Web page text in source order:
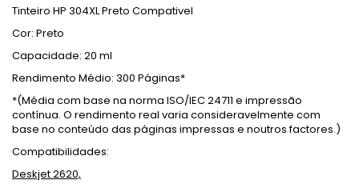
Tinteiro HP 304XL Preto Compativel
Cor: Preto
Capacidade: 20 ml
Rendimento Médio: 300 Páginas*
*(Média com base na norma ISO/IEC 24711 e impressão
contínua. O rendimento real varia consideravelmente com
base no conteúdo das páginas impressas e noutros factores.)
Compatibilidades:
Deskjet 2620,